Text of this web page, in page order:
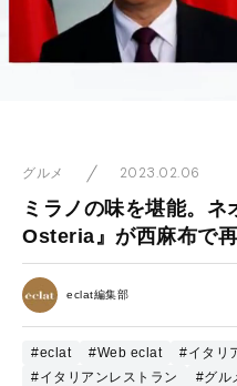
グルメ 2023.02.06
ミラノの味を堪能。
Osteria』が西麻布で
eclat編集部
#eclat #Web eclat #イタリ
#イタリアンレストラン
#グル